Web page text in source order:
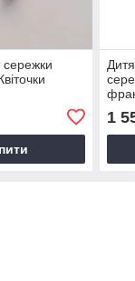
сережки
1